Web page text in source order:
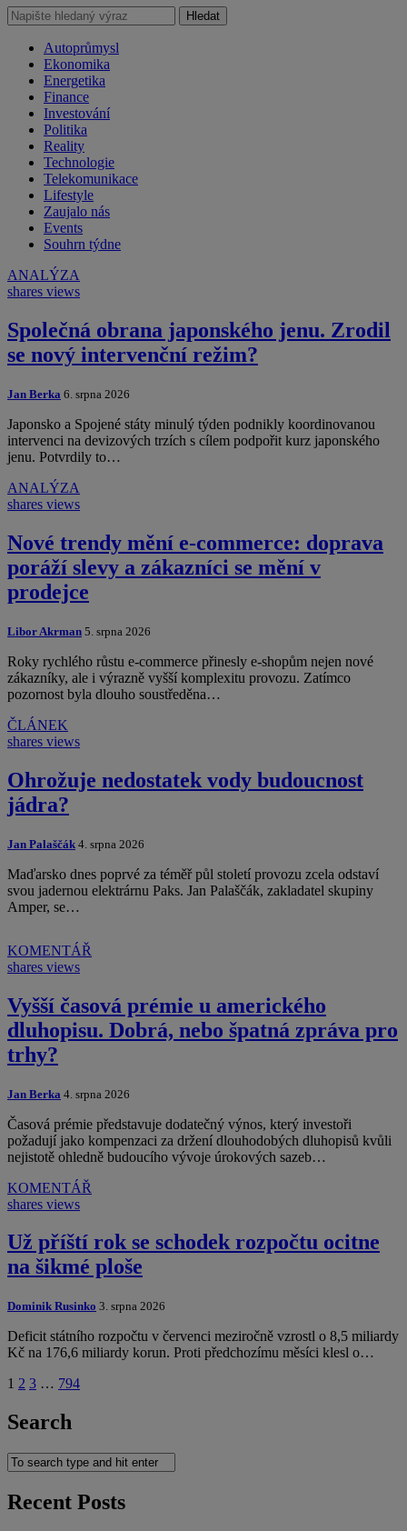
Hledat
Autoprůmysl
Ekonomika
Energetika
Finance
Investování
Politika
Reality
Technologie
Telekomunikace
Lifestyle
Zaujalo nás
Events
Souhrn týdne
ANALÝZA
shares views
Společná obrana japonského jenu. Zrodil
se nový intervenční režim?
Jan Berka 6. srpna 2026
Japonsko a Spojené státy minulý týden podnikly koordinovanou
intervenci na devizových trzích s cílem podpořit kurz japonského
jenu. Potvrdily to…
ANALÝZA
shares views
Nové trendy mění e-commerce: doprava
poráží slevy a zákazníci se mění v
prodejce
Libor Akrman 5. srpna 2026
Roky rychlého růstu e-commerce přinesly e-shopům nejen nové
zákazníky, ale i výrazně vyšší komplexitu provozu. Zatímco
pozornost byla dlouho soustředěna…
ČLÁNEK
shares views
Ohrožuje nedostatek vody budoucnost
jádra?
Jan Palaščák 4. srpna 2026
Maďarsko dnes poprvé za téměř půl století provozu zcela odstaví
svou jadernou elektrárnu Paks. Jan Palaščák, zakladatel skupiny
Amper, se…
KOMENTÁŘ
shares views
Vyšší časová prémie u amerického
dluhopisu. Dobrá, nebo špatná zpráva pro
trhy?
Jan Berka 4. srpna 2026
Časová prémie představuje dodatečný výnos, který investoři
požadují jako kompenzaci za držení dlouhodobých dluhopisů kvůli
nejistotě ohledně budoucího vývoje úrokových sazeb…
KOMENTÁŘ
shares views
Už příští rok se schodek rozpočtu ocitne
na šikmé ploše
Dominik Rusinko 3. srpna 2026
Deficit státního rozpočtu v červenci meziročně vzrostl o 8,5 miliardy
Kč na 176,6 miliardy korun. Proti předchozímu měsíci klesl o…
1 2 3 … 794
Search
Recent Posts